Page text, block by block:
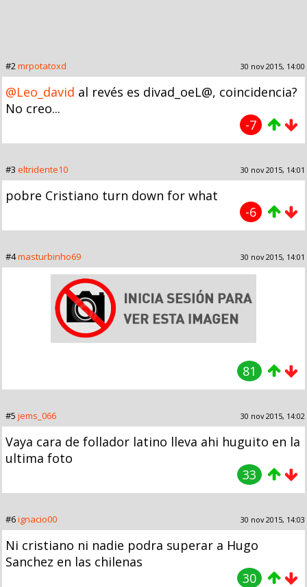
#2mrpotatoxd 30 nov 2015, 14:00
@Leo_david al revés es divad_oeL@, coincidencia?
No creo...
-7
#3 eltridente10 30 nov 2015, 14:01
pobre Cristiano turn down for what
-6
#4masturbinho69 30 nov 2015, 14:01
81
#5 jems_066 30 nov 2015, 14:02
Vaya cara de follador latino lleva ahi huguito en la
ultima foto
33
#6ignacio00 30 nov 2015, 14:03
Ni cristiano ni nadie podra superar a Hugo
Sanchez en las chilenas
30